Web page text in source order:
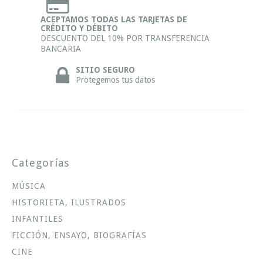
ACEPTAMOS TODAS LAS TARJETAS DE
CRÉDITO Y DÉBITO
DESCUENTO DEL 10% POR TRANSFERENCIA
BANCARIA
SITIO SEGURO
Protegemos tus datos
Categorías
MÚSICA
HISTORIETA, ILUSTRADOS
INFANTILES
FICCIÓN, ENSAYO, BIOGRAFÍAS
CINE